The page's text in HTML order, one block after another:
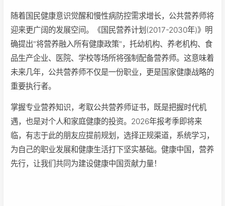
随着国民健康意识觉醒和慢性病防控需求增长，公共营养师将
迎来更广阔的发展空间。《国民营养计划(2017-2030年)》明
确提出"将营养融入所有健康政策"，托幼机构、养老机构、食
品生产企业、医院、学校等场所将强制配备营养师。这意味着
未来几年，公共营养师不仅是一份职业，更是国家健康战略的
重要执行者。
掌握专业营养知识，考取公共营养师证书，既是把握时代机
遇，也是对个人和家庭健康的投资。2026年报考季即将来
临，有志于此的朋友应提前规划，选择正规渠道，系统学习，
为自己的职业发展和健康生活打下坚实基础。健康中国，营养
先行，让我们共同为建设健康中国贡献力量！